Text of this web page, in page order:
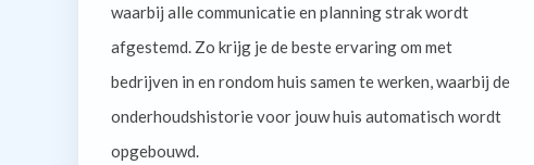
waarbij alle communicatie en planning strak wordt
afgestemd. Zo krijg je de beste ervaring om met
bedrijven in en rondom huis samen te werken, waarbij de
onderhoudshistorie voor jouw huis automatisch wordt
opgebouwd.